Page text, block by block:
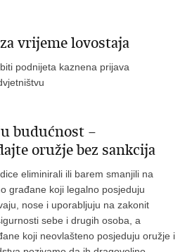
vrijeme lovostaja
podnijeta kaznena prijava
budućnost –
oružje bez sankcija
eliminirali ili barem smanjili na
građane koji legalno posjeduju
nose i uporabljuju na zakonit
sebe i drugih osoba, a
koji neovlašteno posjeduju oružje i